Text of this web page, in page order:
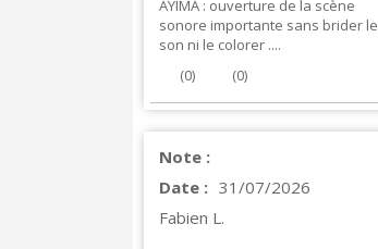
AYIMA : ouverture de la scène
sonore importante sans brider le
son ni le colorer ....
(0) (0)
Note :
Date : 31/07/2026
Fabien L.